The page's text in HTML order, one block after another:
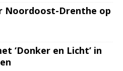
Drenthe op
‘Donker en Licht’ in